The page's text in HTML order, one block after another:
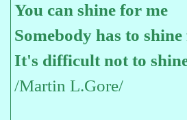
You can shine for me
Somebody has to
It's difficult not to
/Martin L.Gore/